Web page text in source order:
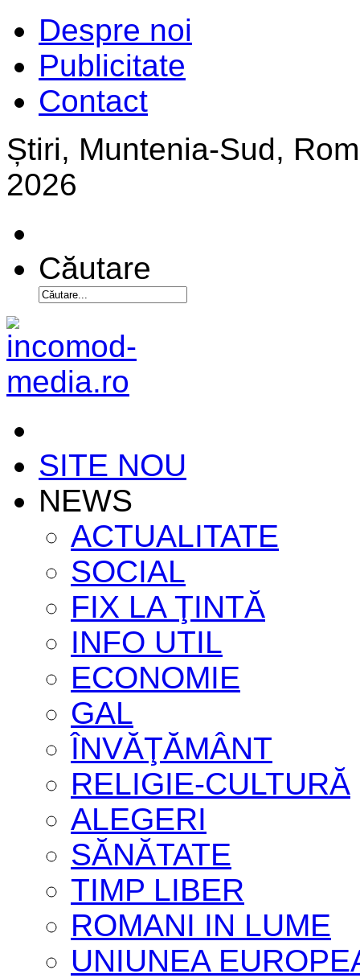
Despre noi
Publicitate
Contact
Știri, Muntenia-Sud,
2026
Căutare
SITE NOU
NEWS
ACTUALITATE
SOCIAL
FIX LA ŢINTĂ
INFO UTIL
ECONOMIE
GAL
ÎNVĂŢĂMÂNT
RELIGIE-CULTURĂ
ALEGERI
SĂNĂTATE
TIMP LIBER
ROMANI IN LUME
UNIUNEA